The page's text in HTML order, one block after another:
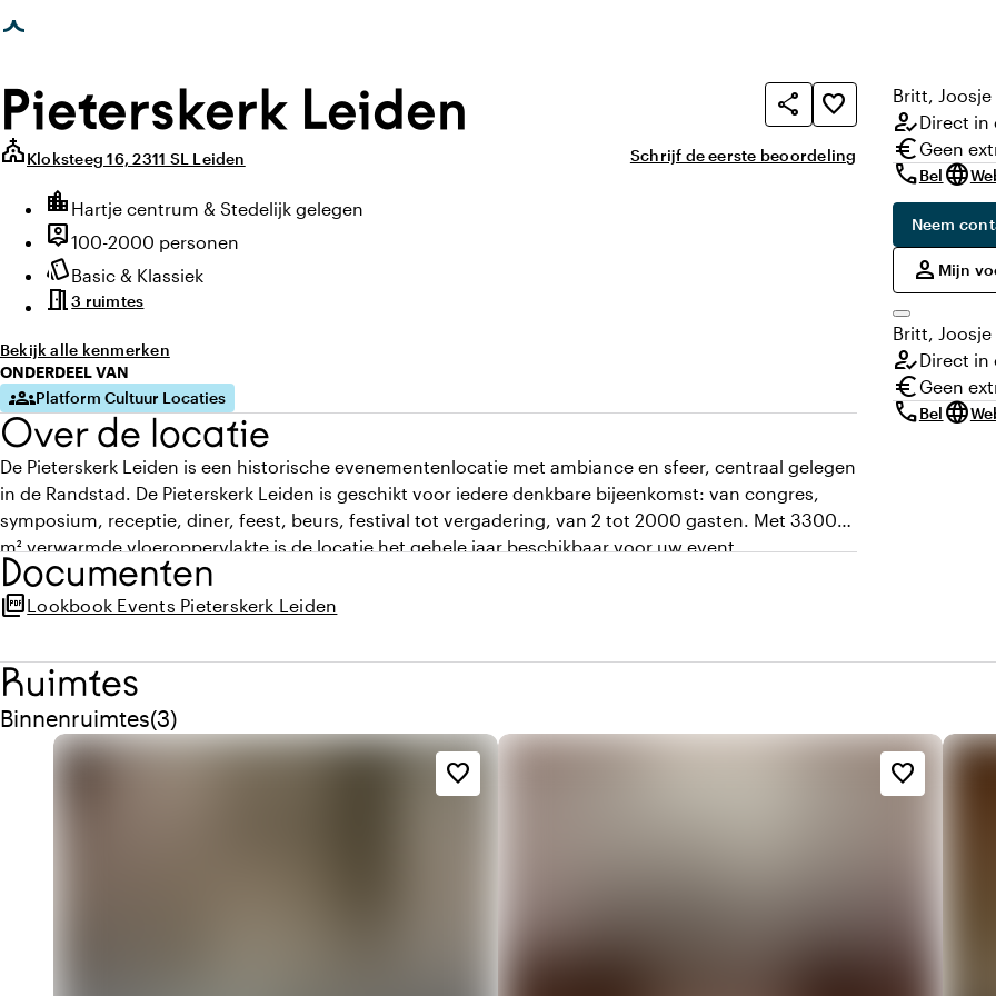
geladen
photo_library
Pieterskerk Leiden share
favorite_border
churchKloksteeg 16, 2311 SL Leiden Schrijf de eerste beoordeling
Highlights
location_city Locatie en omgeving
Hartje centrum & Stedelijk gelegen
person_pinCapaciteit
100-2000 personen
styleSfeer en uitstraling
Basic & Klassiek
meeting_room3 ruimtes
Bekijk alle kenmerken
ONDERDEEL VAN
groupsPlatform Cultuur Locaties
Over de locatie
De Pieterskerk Leiden is een historische evenementenlocatie met ambiance en sfeer, centraal gelegen
in de Randstad. De Pieterskerk Leiden is geschikt voor iedere denkbare bijeenkomst: van congres,
symposium, receptie, diner, feest, beurs, festival tot vergadering, van 2 tot 2000 gasten. Met 3300
m² verwarmde vloeroppervlakte is de locatie het gehele jaar beschikbaar voor uw event.
Documenten
picture_as_pdfLookbook Events Pieterskerk Leiden
Britt,
how_to_regDirect in
euroGeen
callBellanguage
Neem
person Mijn
Britt,
how_to_regDirect in
euroGeen
callBellanguage
Ruimtes
Binnenruimtes
Aantal binnenruimtes: 3
(3)
favorite_border favorite_border